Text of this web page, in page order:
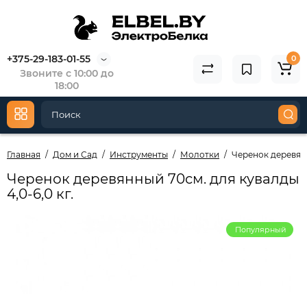
+375-29-183-01-55
Звоните с 10:00 до
18:00
0
Главная Дом и Сад Инструменты Молотки Черенок
Черенок деревянный 70см. для кувалды
4,0-6,0 кг.
Популярный